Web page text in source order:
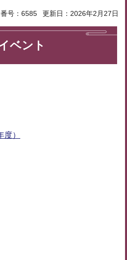
号：6585 更新日：2026年2月27日
ベント
）